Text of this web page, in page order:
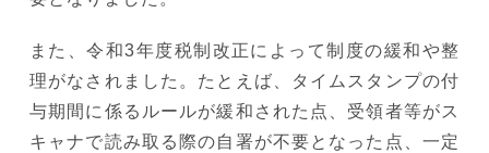
また、令和3年度税制改正によって制度の緩和や整
理がなされました。たとえば、タイムスタンプの付
与期間に係るルールが緩和された点、受領者等がス
キャナで読み取る際の自署が不要となった点、一定